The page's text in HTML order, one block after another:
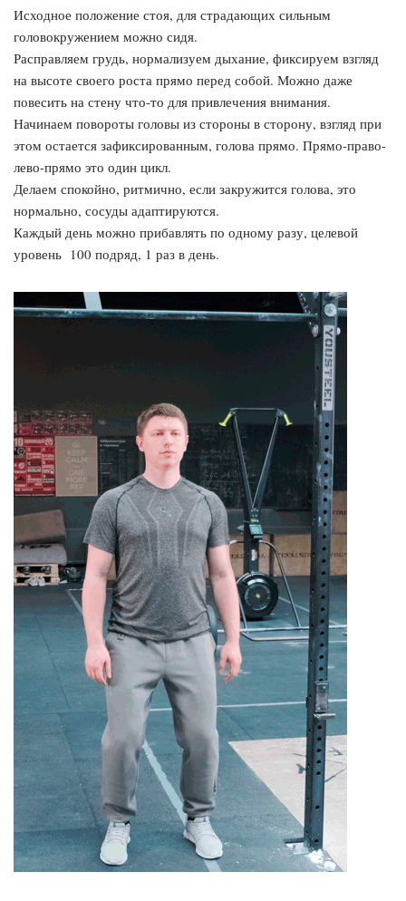
Исходное положение стоя, для страдающих сильным
головокружением можно сидя.
Расправляем грудь, нормализуем дыхание, фиксируем взгляд
на высоте своего роста прямо перед собой. Можно даже
повесить на стену что-то для привлечения внимания.
Начинаем повороты головы из стороны в сторону, взгляд при
этом остается зафиксированным, голова прямо. Прямо-право-
лево-прямо это один цикл.
Делаем спокойно, ритмично, если закружится голова, это
нормально, сосуды адаптируются.
Каждый день можно прибавлять по одному разу, целевой
уровень 100 подряд, 1 раз в день.